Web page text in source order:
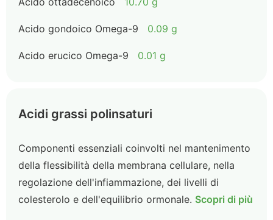
Acido gondoico Omega-9 0.09 g
Acido erucico Omega-9 0.01 g
Acidi grassi polinsaturi
Componenti essenziali coinvolti nel mantenimento
della flessibilità della membrana cellulare, nella
regolazione dell'infiammazione, dei livelli di
colesterolo e dell'equilibrio ormonale. Scopri di più